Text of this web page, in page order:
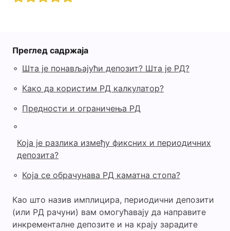
Преглед садржаја
◦ Шта је понављајући депозит? Шта је РД?
◦ Како да користим РД калкулатор?
◦ Предности и ограничења РД
◦
Која је разлика између фиксних и периодичних
депозита?
◦ Која се обрачунава РД каматна стопа?
Као што назив имплицира, периодични депозити
(или РД рачуни) вам омогућавају да направите
инкременталне депозите и на крају зарадите